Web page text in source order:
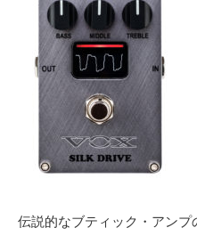
伝説的なブティック・アン